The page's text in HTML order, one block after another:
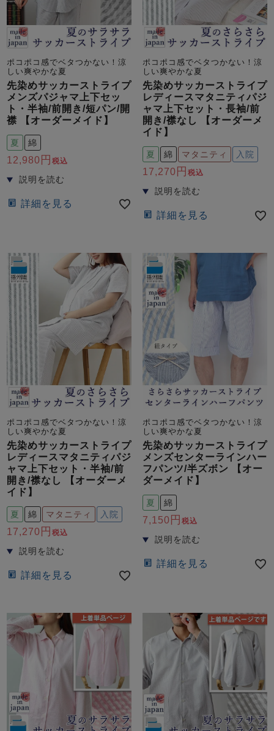
夏 秋 冬
ボーイズパジャマ
春 秋
売れ筋ランキング
- Item Ranking -
新着商品
- New Arrival -
すべての季節のパジャマ一覧はこちら
すべての生地一覧はこちら
作務衣
羽織・バスロ
ーブ
ズボン単品
ズ
ガールズ半袖
ガールズ前開
き
ガールズかぶ
り
ボーイズ長袖
ボーイズ半袖
ボーイズ前開
き
り
ガールズ上着
単品
ガールズズボ
ン単品
ボーイズ上着
単品
ボーイズズボ
ン単品
売れ筋ランキング
すべてのデザインのパジャマ一覧はこちら
ポコポコ感でベタつかない！涼
しい爽やかな夏
先染めサッカーストライプ
メンズパジャマ上下セッ
ト・半袖/前開き/短パン/開
襟 【オーダーメイド】
夏 綿
12,980 税込
詳細を見る
ポコポコ感でベタつかない！涼
しい爽やかな夏
先染めサッカーストライプ
レディースマタニティパジ
ャマ上下セット・長袖/前
開き/襟なし 【オーダーメ
イド】
夏 綿 マタニティ 入院
17,270 税込
詳細を見る
ポコポコ感でベタつかない！涼
しい爽やかな夏
先染めサッカーストライプ
レディースマタニティパジ
ャマ上下セット・半袖/前
開き/襟なし 【オーダーメ
イド】
夏 綿 マタニティ 入院
17,270 税込
詳細を見る
ポコポコ感でベタつかない！涼
しい爽やかな夏
先染めサッカーストライプ
メンズセンターラインハー
フパンツ/半ズボン 【オー
ダーメイド】
夏 綿
7,150 税込
詳細を見る